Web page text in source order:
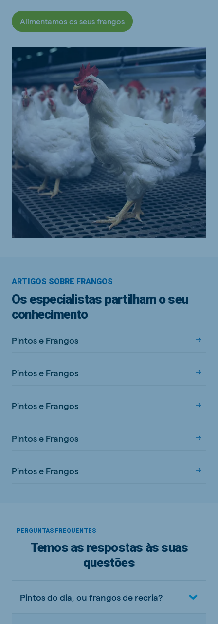
Alimentamos os seus frangos
ARTIGOS SOBRE FRANGOS
Os especialistas partilham o seu
conhecimento
Pintos e Frangos
Pintos e Frangos
Pintos e Frangos
Pintos e Frangos
Pintos e Frangos
PERGUNTAS FREQUENTES
Temos as respostas às suas
questões
Pintos do dia, ou frangos de recria?